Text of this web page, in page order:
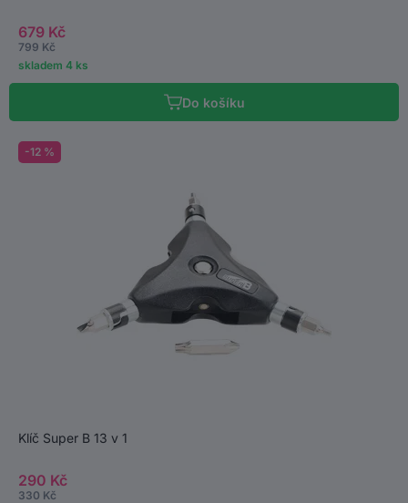
Do košíku
679 Kč
799 Kč
skladem 4 ks
-12 %
Klíč Super B 13 v 1
290 Kč
330 Kč